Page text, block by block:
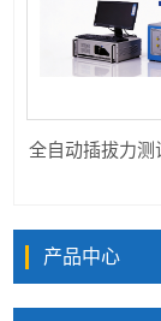
产品中心